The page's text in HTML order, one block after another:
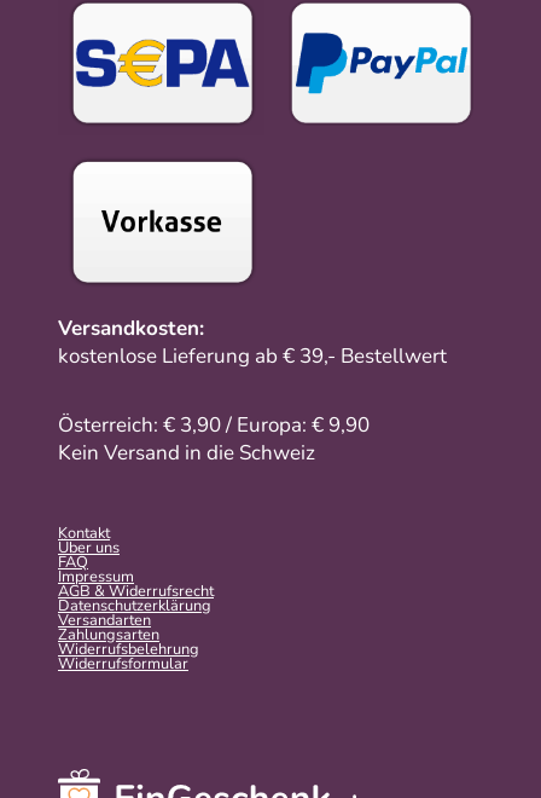
Versandkosten:
kostenlose Lieferung ab € 39,- Bestellwert
Österreich: € 3,90 / Europa: € 9,90
Kein Versand in die Schweiz
Kontakt
Über uns
FAQ
Impressum
AGB & Widerrufsrecht
Datenschutzerklärung
Versandarten
Zahlungsarten
Widerrufsbelehrung
Widerrufs­formular